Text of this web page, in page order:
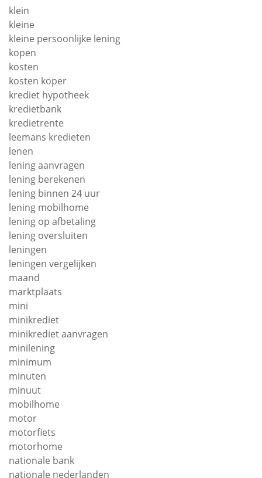
klein
kleine
kleine persoonlijke lening
kopen
kosten
kosten koper
krediet hypotheek
kredietbank
kredietrente
leemans kredieten
lenen
lening aanvragen
lening berekenen
lening binnen 24 uur
lening mobilhome
lening op afbetaling
lening oversluiten
leningen
leningen vergelijken
maand
marktplaats
mini
minikrediet
minikrediet aanvragen
minilening
minimum
minuten
minuut
mobilhome
motor
motorfiets
motorhome
nationale bank
nationale nederlanden